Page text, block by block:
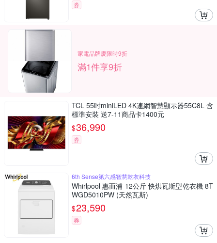
券
家電品牌慶限時9折
滿1件享9折
TCL 55吋miniLED 4K連網智慧顯示器55C8L 含
標準安裝 送7-11商品卡1400元
$36,990
券
6th Sense第六感智慧乾衣科技
Whirlpool 惠而浦 12公斤 快烘瓦斯型乾衣機 8T
WGD5010PW (天然瓦斯)
$23,590
券